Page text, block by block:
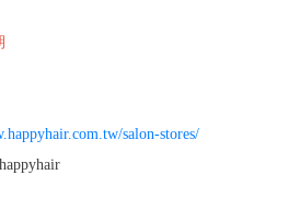
salon-stores/